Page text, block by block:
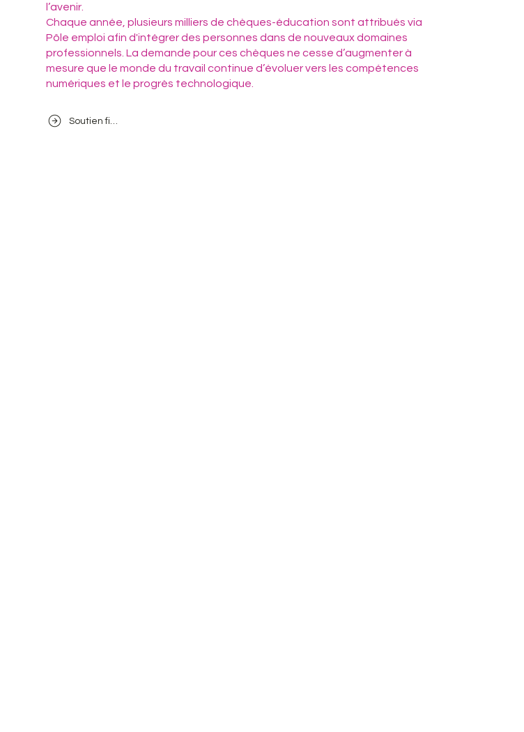
l’avenir.
Chaque année, plusieurs milliers de chèques-éducation sont attribués via
Pôle emploi afin d'intégrer des personnes dans de nouveaux domaines
professionnels. La demande pour ces chèques ne cesse d’augmenter à
mesure que le monde du travail continue d’évoluer vers les compétences
numériques et le progrès technologique.
Soutien financier